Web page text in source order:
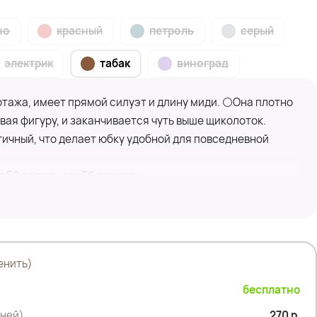
красный петроль серый
электрик табак виноград
имеет прямой силуэт и длину миди. ⚪Она плотно
фигуру, и заканчивается чуть выше щиколоток.
что делает юбку удобной для повседневной
до полного 56 размера.
плотности.
села отлично .
бесплатно